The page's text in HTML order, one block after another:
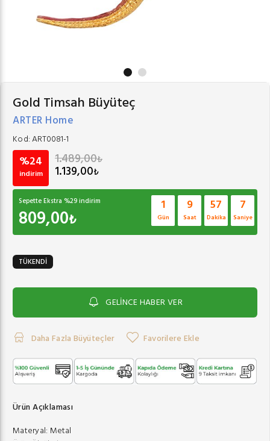
Gold Timsah Büyüteç
ARTER Home
Kod:ART0081-1
%24
indirim
1.489,00₺
1.139,00₺
Sepette Ekstra %29indirim
809,00₺
1
Gün
9
Saat
57
Dakika
7
Saniye
TÜKENDİ
GELİNCE HABER VER
Daha Fazla Büyüteçler Favorilere Ekle
Ürün Açıklaması
Materyal: Metal